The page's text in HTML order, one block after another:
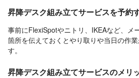
昇降デスク組み立てサービスを予約
事前にFlexiSpotやニトリ、IKEAなど、メ
箇所を伝えておくとやり取りや当日の作
す。
昇降デスク組み立てサービスのメリ